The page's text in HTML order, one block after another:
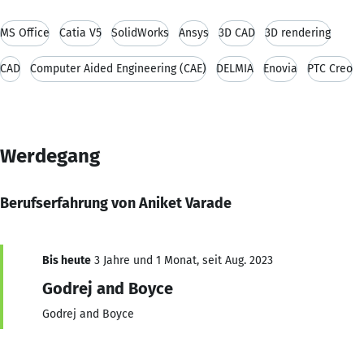
MS Office Catia V5 SolidWorks Ansys 3D CAD 3D rendering
CAD Computer Aided Engineering (CAE) DELMIA Enovia PTC Creo
Werdegang
Berufserfahrung von Aniket Varade
Bis heute 3 Jahre und 1 Monat, seit Aug. 2023
Godrej and Boyce
Godrej and Boyce